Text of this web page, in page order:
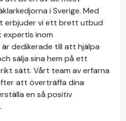
i Sverige. Med
erbjuder vi ett brett utbud
expertis inom
dedikerade till att hjälpa
sälja sina hem på ett
sätt. Vårt team av erfarna
att överträffa dina
en så positiv